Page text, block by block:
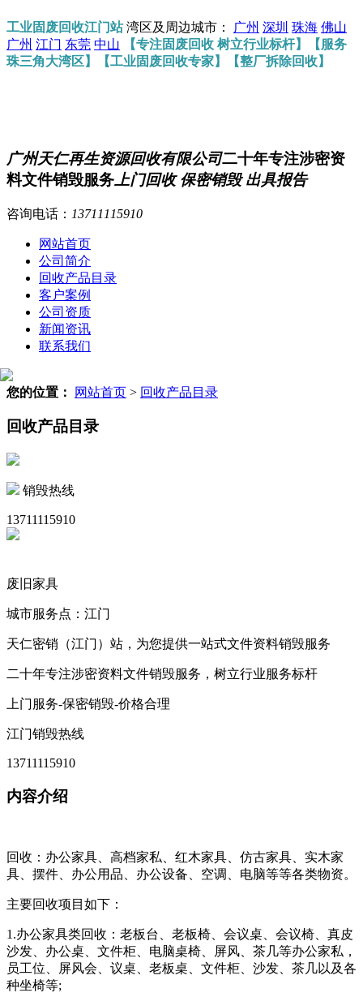
工业固废回收江门站湾区及周边城市： 广州 深圳 珠海 佛山
广州 江门 东莞 中山
【专注固废回收 树立行业标杆】【服务
珠三角大湾区】【工业固废回收专家】【整厂拆除回收】
广州天仁再生资源回收有限公司二十年专注涉密资
料文件销毁服务 上门回收 保密销毁 出具报告
咨询电话： 13711115910
网站首页
公司简介
回收产品目录
客户案例
公司资质
新闻资讯
联系我们
您的位置： 网站首页 > 回收产品目录
回收产品目录
销毁热线
13711115910
废旧家具
城市服务点：江门
天仁密销（江门）站，为您提供一站式文件资料销毁服务
二十年专注涉密资料文件销毁服务，树立行业服务标杆
上门服务-保密销毁-价格合理
江门销毁热线
13711115910
内容介绍
回收：办公家具、高档家私、红木家具、仿古家具、实木家
具、摆件、办公用品、办公设备、空调、电脑等等各类物资。
主要回收项目如下：
1.办公家具类回收：老板台、老板椅、会议桌、会议椅、真皮
沙发、办公桌、文件柜、电脑桌椅、屏风、茶几等办公家私，
员工位、屏风会、议桌、老板桌、文件柜、沙发、茶几以及各
种坐椅等;